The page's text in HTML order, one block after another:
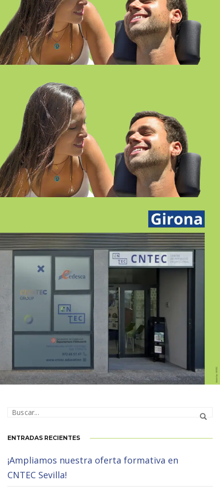
ATENCIÓN A PERSONAS EN
SITUACIÓN DE DEPENDENCIA
SEMIPRESENCIAL-ONLINE SEVILLA
ATENCIÓN A PERSONAS EN
SITUACIÓN DE DEPENDENCIA
SEMIPRESENCIAL-ONLINE GIRONA
ENTRADAS RECIENTES
¡Ampliamos nuestra oferta formativa en
CNTEC Sevilla!